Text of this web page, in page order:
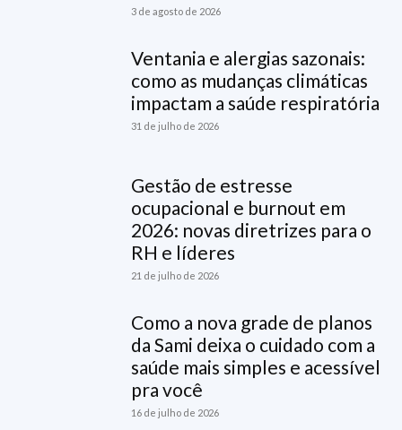
3 de agosto de 2026
Ventania e alergias sazonais:
como as mudanças climáticas
impactam a saúde respiratória
31 de julho de 2026
Gestão de estresse
ocupacional e burnout em
2026: novas diretrizes para o
RH e líderes
21 de julho de 2026
Como a nova grade de planos
da Sami deixa o cuidado com a
saúde mais simples e acessível
pra você
16 de julho de 2026